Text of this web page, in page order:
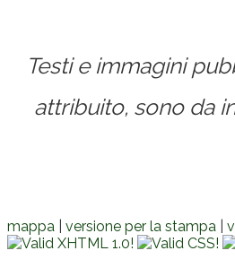
Testi e immagini
attribuito, sono da
mappa versione per la stampa